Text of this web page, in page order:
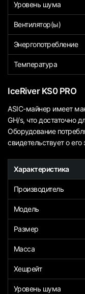
Уровень шума
Вентилятор(ы)
Энергопотребление
Температура
IceRiver KS0 PRO
ASIC-майнер имеет
GH/s, что достаточно
Оборудование
свидетельствует о
Характеристика
Производитель
Модель
Размер
Масса
Хешрейт
Уровень шума